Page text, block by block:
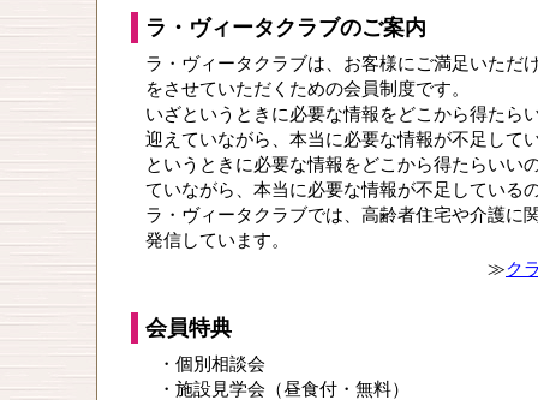
ラ・ヴィータクラブのご案内
ラ・ヴィータクラブは、お客様にご満足いただ
をさせていただくための会員制度です。
いざというときに必要な情報をどこから得たら
迎えていながら、本当に必要な情報が不足して
というときに必要な情報をどこから得たらいい
ていながら、本当に必要な情報が不足している
ラ・ヴィータクラブでは、高齢者住宅や介護に
発信しています。
≫ク
会員特典
・個別相談会
・施設見学会（昼食付・無料）